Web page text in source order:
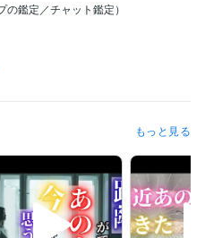
鑑定／チャット鑑定）
、ココナラでの対応はお休みとな
日間ご返信がない場合はお取引をキ
もっと見る